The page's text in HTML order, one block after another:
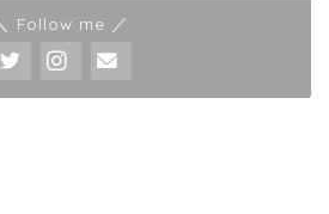
Follow me ／